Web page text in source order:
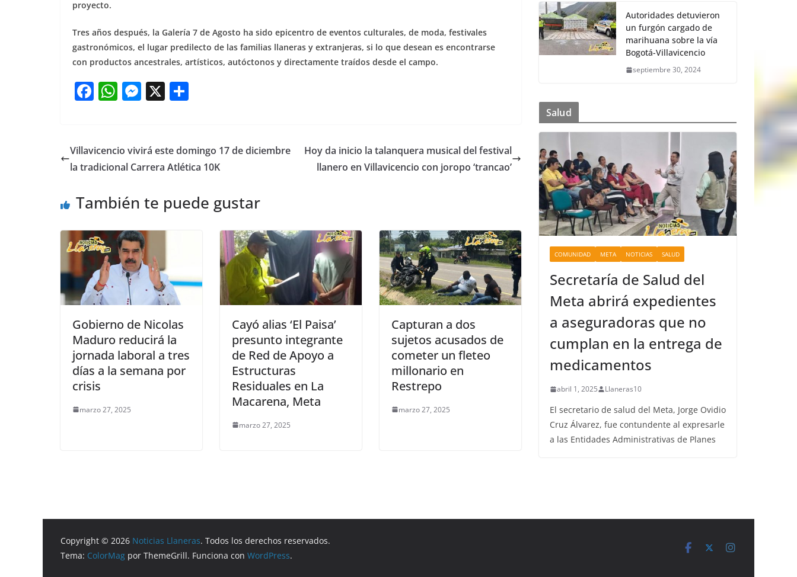
proyecto.
Tres años después, la Galería 7 de Agosto ha sido epicentro de eventos culturales, de moda, festivales
gastronómicos, el lugar predilecto de las familias llaneras y extranjeras, si lo que desean es encontrarse
con productos ancestrales, artísticos, autóctonos y directamente traídos desde el campo.
F
e
b
o
k
W
s
A
p
M
e
n
er
X
e
Villavicencio vivirá este domingo 17 de diciembre
la tradicional Carrera Atlética 10K
Hoy da inicio la talanquera musical del festival
llanero en Villavicencio con joropo ‘trancao’
También te puede gustar
Gobierno de Nicolas
Maduro reducirá la
jornada laboral a tres
días a la semana por
crisis
marzo 27, 2025
Cayó alias ‘El Paisa’
presunto integrante
de Red de Apoyo a
Estructuras
Residuales en La
Macarena, Meta
marzo 27, 2025
Capturan a dos
sujetos acusados de
cometer un fleteo
millonario en
Restrepo
marzo 27, 2025
Autoridades detuvieron
un furgón cargado de
marihuana sobre la vía
Bogotá-Villavicencio
septiembre 30, 2024
Salud
COMUNIDAD META NOTICIAS SALUD
Secretaría de Salud del
Meta abrirá expedientes
a aseguradoras que no
cumplan en la entrega de
medicamentos
abril 1, 2025 Llaneras10
El secretario de salud del Meta, Jorge Ovidio
Cruz Álvarez, fue contundente al expresarle
a las Entidades Administrativas de Planes
Copyright © 2026 Noticias Llaneras. Todos los derechos reservados.
Tema: ColorMag por ThemeGrill. Funciona con WordPress.